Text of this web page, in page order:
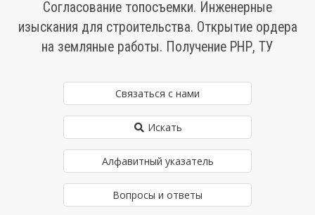
Согласование топосъемки. Инженерные
изыскания для строительства. Открытие ордера
на земляные работы. Получение РНР, ТУ
Связаться с нами
Искать
Алфавитный указатель
Вопросы и ответы